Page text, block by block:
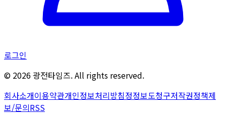
로그인
© 2026광전타임즈. All rights reserved.
회사소개이용약관개인정보처리방침정정보도청구저작권정책제
보/문의RSS